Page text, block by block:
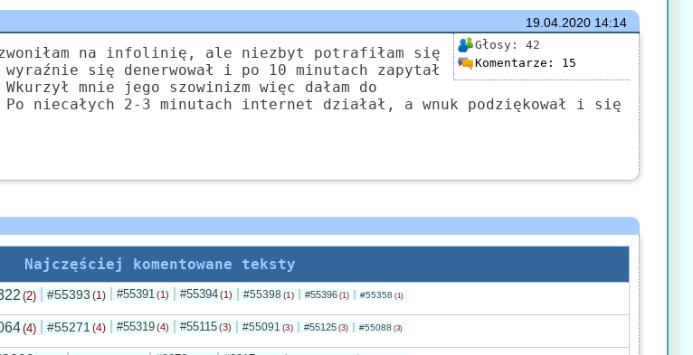
19.04.202014:14
Głosy: 42
Komentarze: 15
na infolinię, ale niezbyt potrafiłam się
się denerwował i po 10 minutach zapytał
mnie jego szowinizm więc dałam do
Po niecałych 2-3 minutach internet działał, a wnuk podziękował i się
Najczęściej komentowane teksty
(2) #55393 (1) #55391 (1) #55394 (1) #55398 (1) #55396 (1) #55358 (1)
(4) #55271 (4) #55319 (4) #55115 (3) #55091 (3) #55125 (3) #55088 (3)